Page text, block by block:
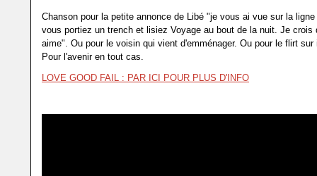
Chanson pour la petite annonce de Libé "je vous ai vue sur la ligne
vous portiez un trench et lisiez Voyage au bout de la nuit. Je crois
aime". Ou pour le voisin qui vient d'emménager. Ou pour le flirt sur
Pour l'avenir en tout cas.
LOVE GOOD FAIL : PAR ICI POUR PLUS D'INFO